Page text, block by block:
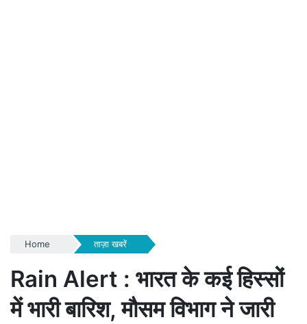
Home ताज़ा खबरें
Rain Alert : भारत के कई हिस्सों
में भारी बारिश, मौसम विभाग ने जारी